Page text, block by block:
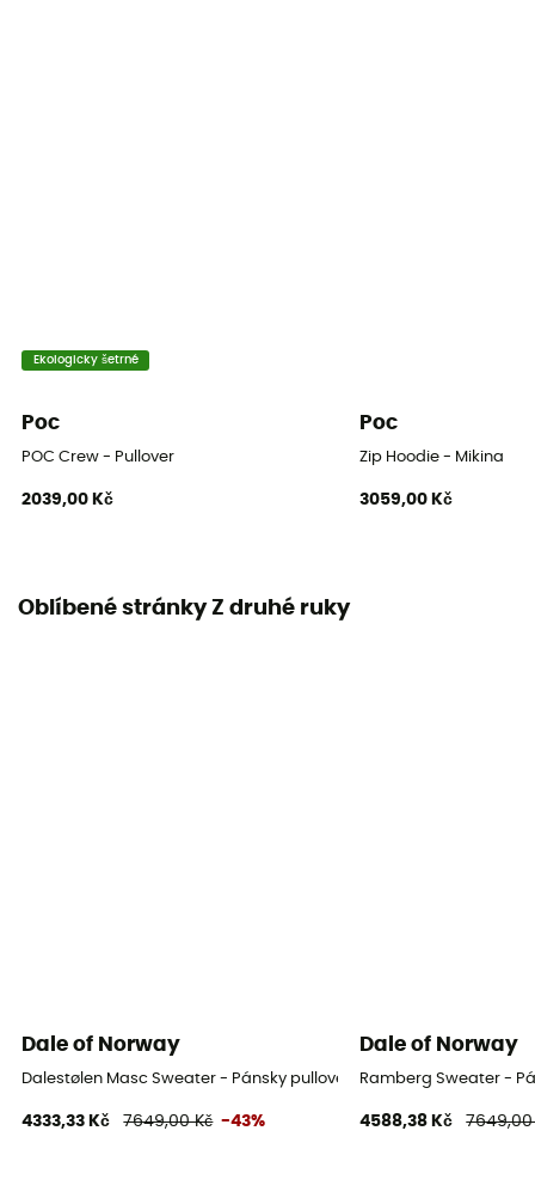
Ekologicky šetrné
Poc
POC Crew - Pullover
2039,00 Kč
Poc
Zip Hoodie - Mikina
3059,00 Kč
Oblíbené stránky Z druhé ruky
Dale of Norway
Dalestølen Masc Sweater - Pánsky pullover
4333,33 Kč 7649,00 Kč -43%
Dale of Norway
Ramberg Sweater -
4588,38 Kč 7649,00